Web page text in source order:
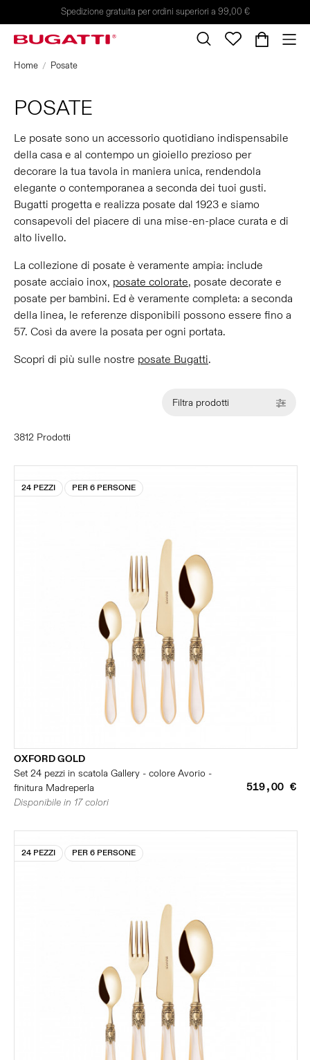
Spedizione gratuita per ordini superiori a 99,00 €
Home Posate
POSATE
Le posate sono un accessorio quotidiano indispensabile
della casa e al contempo un gioiello prezioso per
decorare la tua tavola in maniera unica, rendendola
elegante o contemporanea a seconda dei tuoi gusti.
Bugatti progetta e realizza posate dal 1923 e siamo
consapevoli del piacere di una mise-en-place curata e di
alto livello.
La collezione di posate è veramente ampia: include
posate acciaio inox, posate colorate, posate decorate e
posate per bambini. Ed è veramente completa: a seconda
della linea, le referenze disponibili possono essere fino a
57. Così da avere la posata per ogni portata.
Scopri di più sulle nostre posate Bugatti.
Filtra prodotti
3812 Prodotti
24 PEZZI PER 6 PERSONE
OXFORD GOLD
Set 24 pezzi in scatola Gallery - colore Avorio -
finitura Madreperla
519,00 €
Disponibile in 17 colori
24 PEZZI PER 6 PERSONE